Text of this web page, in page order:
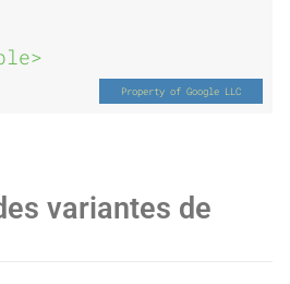
e
:
a
g
variantes de